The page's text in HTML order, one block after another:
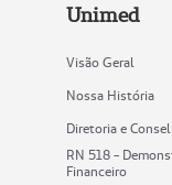
Unimed
Visão Geral
Nossa História
Diretoria e
RN 518 -
Financeiro